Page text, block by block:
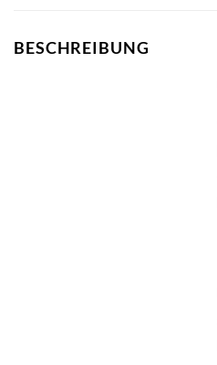
BESCHREIBUNG